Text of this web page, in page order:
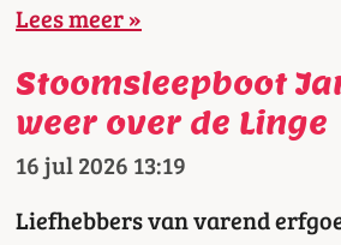
Lees meer »
Stoomsleepboot
weer over de Linge
16 jul 2026 13:19
Liefhebbers van varend